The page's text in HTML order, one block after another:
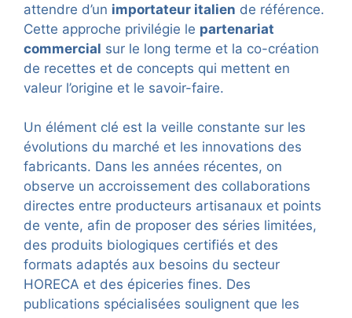
attendre d’un importateur italien de référence.
Cette approche privilégie le partenariat
commercial sur le long terme et la co-création
de recettes et de concepts qui mettent en
valeur l’origine et le savoir-faire.
Un élément clé est la veille constante sur les
évolutions du marché et les innovations des
fabricants. Dans les années récentes, on
observe un accroissement des collaborations
directes entre producteurs artisanaux et points
de vente, afin de proposer des séries limitées,
des produits biologiques certifiés et des
formats adaptés aux besoins du secteur
HORECA et des épiceries fines. Des
publications spécialisées soulignent que les